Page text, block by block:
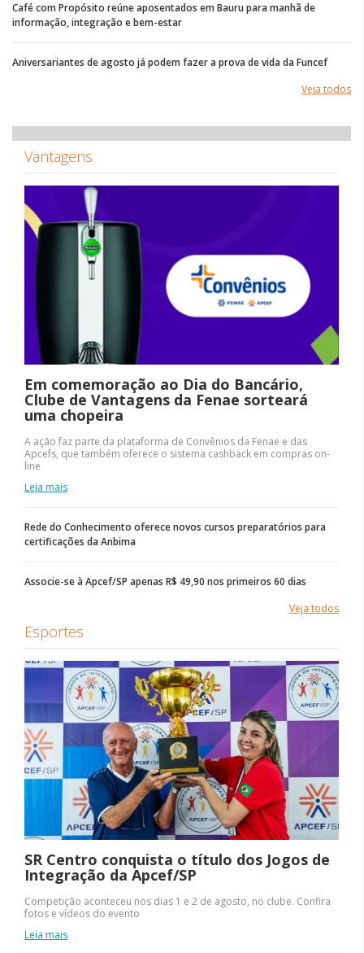
Café com Propósito reúne aposentados em Bauru para manhã de
informação, integração e bem-estar
Aniversariantes de agosto já podem fazer a prova de vida da Funcef
Veja todos
Vantagens
Em comemoração ao Dia do Bancário,
Clube de Vantagens da Fenae sorteará
uma chopeira
A ação faz parte da plataforma de Convênios da Fenae e das
Apcefs, que também oferece o sistema cashback em compras on-
line
Leia mais
Rede do Conhecimento oferece novos cursos preparatórios para
certificações da Anbima
Associe-se à Apcef/SP apenas R$ 49,90 nos primeiros 60 dias
Veja todos
Esportes
SR Centro conquista o título dos Jogos de
Integração da Apcef/SP
Competição aconteceu nos dias 1 e 2 de agosto, no clube. Confira
fotos e vídeos do evento
Leia mais